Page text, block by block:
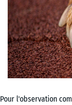
Pour l'observation